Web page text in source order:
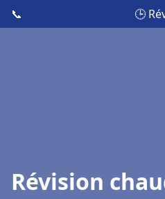
📞 🕒
Révision